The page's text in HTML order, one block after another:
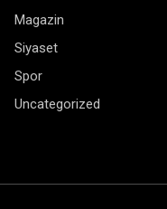
Magazin
Siyaset
Spor
Uncategorized